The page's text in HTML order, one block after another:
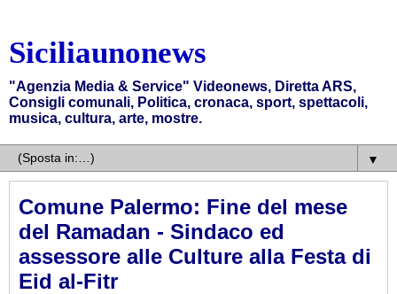
Siciliaunonews
"Agenzia Media & Service" Videonews, Diretta ARS,
Consigli comunali, Politica, cronaca, sport, spettacoli,
musica, cultura, arte, mostre.
▼
Comune Palermo: Fine del mese
del Ramadan - Sindaco ed
assessore alle Culture alla Festa di
Eid al-Fitr